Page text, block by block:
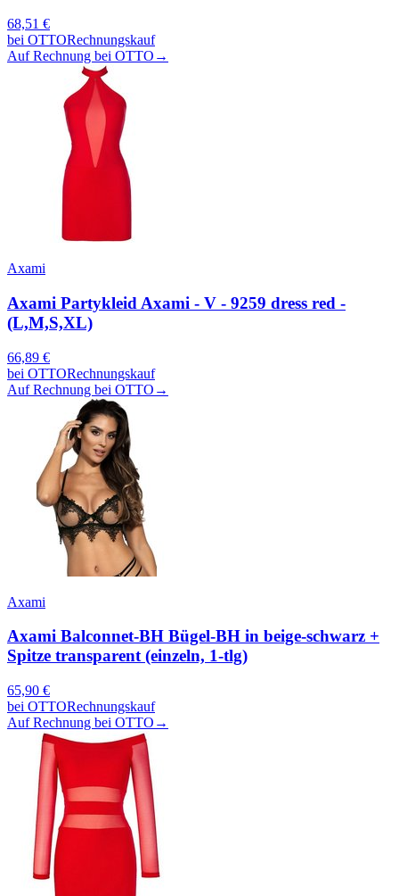
68,51 €
bei OTTORechnungskauf
Auf Rechnung bei OTTO →
Axami
Axami Partykleid Axami - V - 9259 dress red -
(L,M,S,XL)
66,89 €
bei OTTORechnungskauf
Auf Rechnung bei OTTO →
Axami
Axami Balconnet-BH Bügel-BH in beige-schwarz +
Spitze transparent (einzeln, 1-tlg)
65,90 €
bei OTTORechnungskauf
Auf Rechnung bei OTTO →